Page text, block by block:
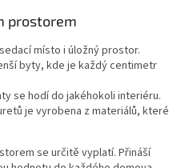
prostorem
místo i úložný prostor.
byty, kde je každý centimetr
se hodí do jakéhokoli interiéru.
je vyrobena z materiálů, které
se určitě vyplatí. Přináší